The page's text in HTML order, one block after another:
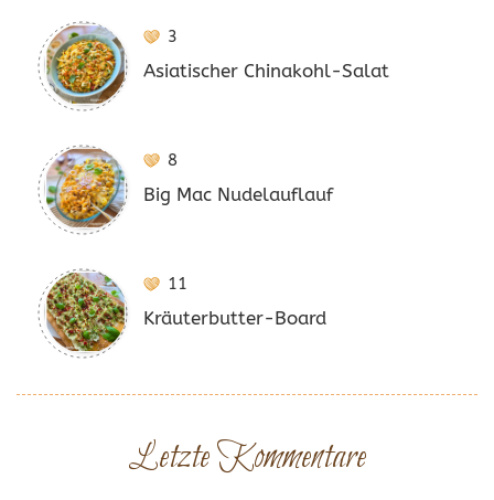
3
Asiatischer Chinakohl-Salat
8
Big Mac Nudelauflauf
11
Kräuterbutter-Board
Letzte Kommentare